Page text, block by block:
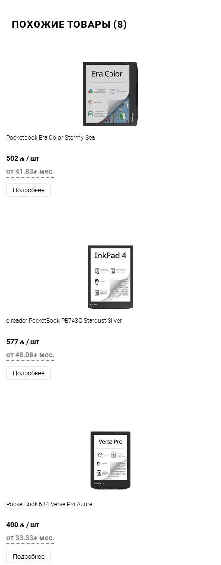
ПОХОЖИЕ ТОВАРЫ (8)
Pocketbook Era Color Stormy Sea
502 ₼ / шт
от 41.83₼ мес.
Подробнее
e-reader PocketBook PB743G Stardust Silver
577 ₼ / шт
от 48.08₼ мес.
Подробнее
PocketBook 634 Verse Pro Azure
400 ₼ / шт
от 33.33₼ мес.
Подробнее